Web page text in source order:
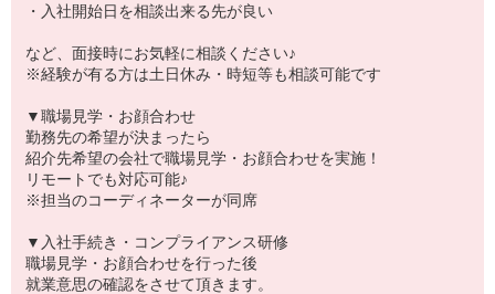
・入社開始日を相談出来る先が良い
など、面接時にお気軽に相談ください♪
※経験が有る方は土日休み・時短等も相談可能です
▼職場見学・お顔合わせ
勤務先の希望が決まったら
紹介先希望の会社で職場見学・お顔合わせを実施！
リモートでも対応可能♪
※担当のコーディネーターが同席
▼入社手続き・コンプライアンス研修
職場見学・お顔合わせを行った後
就業意思の確認をさせて頂きます。